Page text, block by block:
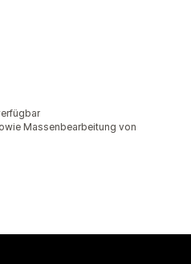
Massenbearbeitung von